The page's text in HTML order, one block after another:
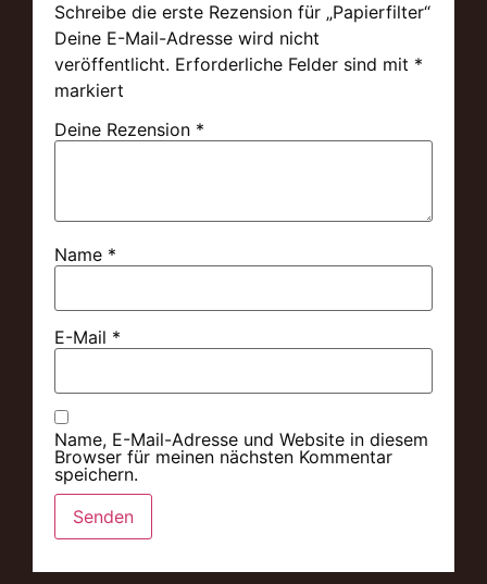
Schreibe die erste Rezension für „Papierfilter“
Deine E-Mail-Adresse wird nicht
veröffentlicht. Erforderliche Felder sind mit *
markiert
Deine Rezension *
Name *
E-Mail *
Name, E-Mail-Adresse und Website in diesem
Browser für meinen nächsten Kommentar
speichern.